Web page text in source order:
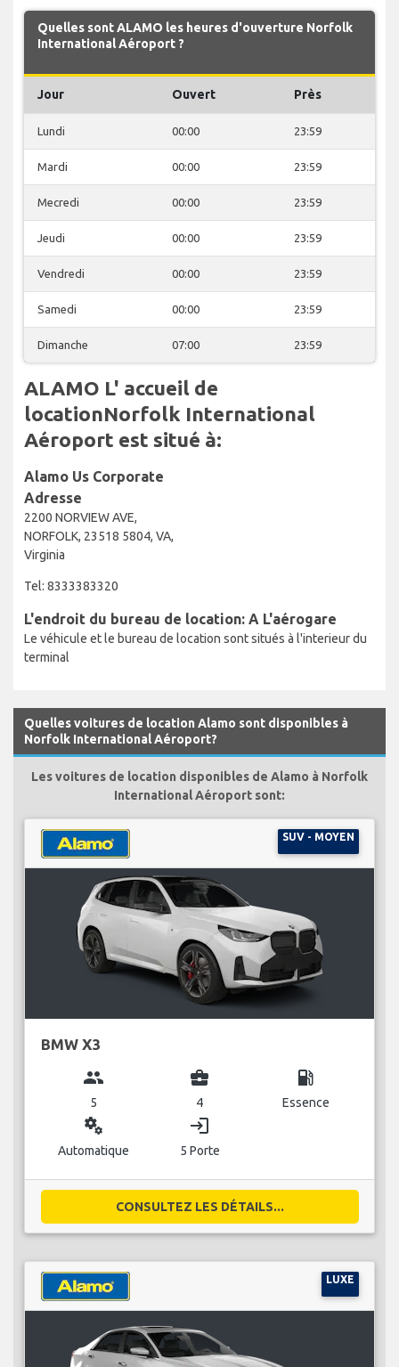
Quelles sont ALAMO les heures d'ouverture Norfolk
International Aéroport ?
Jour Ouvert Près
Lundi 00:00 23:59
Mardi 00:00 23:59
Mecredi 00:00 23:59
Jeudi 00:00 23:59
Vendredi 00:00 23:59
Samedi 00:00 23:59
Dimanche 07:00 23:59
ALAMO L' accueil de
locationNorfolk International
Aéroport est situé à:
Alamo Us Corporate
Adresse
2200 NORVIEW AVE,
NORFOLK, 23518 5804, VA,
Virginia
Tel: 8333383320
L'endroit du bureau de location: A L'aérogare
Le véhicule et le bureau de location sont situés à l'interieur du
terminal
Quelles voitures de location Alamo sont disponibles à
Norfolk International Aéroport?
Les voitures de location disponibles de Alamo à Norfolk
International Aéroport sont:
SUV - MOYEN
BMW X3
group
5
business_center
4
local_gas_station
Essence
miscellaneous_services
Automatique
login
5 Porte
CONSULTEZ LES DÉTAILS...
LUXE